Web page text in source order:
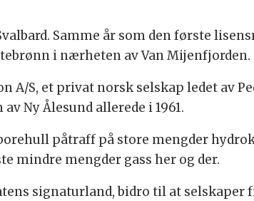
Samme år som den første
i nærheten av Van Mijenfjorden.
A/S, et privat norsk selskap ledet av
Ny Ålesund allerede i 1961.
påtraff på store mengder
mindre mengder gass her og der.
signaturland, bidro til at selskaper